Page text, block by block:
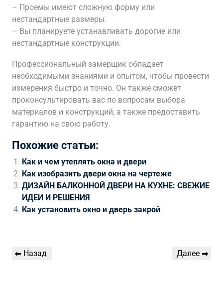
– Проемы имеют сложную форму или
нестандартные размеры.
– Вы планируете устанавливать дорогие или
нестандартные конструкции.
Профессиональный замерщик обладает
необходимыми знаниями и опытом, чтобы провести
измерения быстро и точно. Он также сможет
проконсультировать вас по вопросам выбора
материалов и конструкций, а также предоставить
гарантию на свою работу.
Похожие статьи:
Как и чем утеплять окна и двери
Как изобразить двери окна на чертеже
ДИЗАЙН БАЛКОННОЙ ДВЕРИ НА КУХНЕ: СВЕЖИЕ
ИДЕИ И РЕШЕНИЯ
Как установить окно и дверь закрой
Навигация
Предыдущая
Назад
Следующая
Далее